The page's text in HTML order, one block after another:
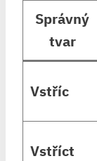
Správný
tvar
Vstříc
Vstříct